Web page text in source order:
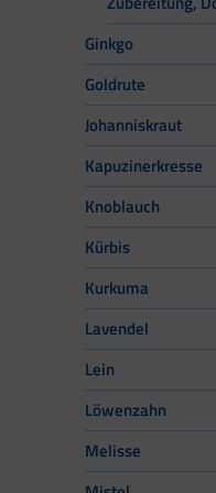
Ginkgo
Goldrute
Johanniskraut
Kapuzinerkresse
Knoblauch
Kürbis
Kurkuma
Lavendel
Lein
Löwenzahn
Melisse